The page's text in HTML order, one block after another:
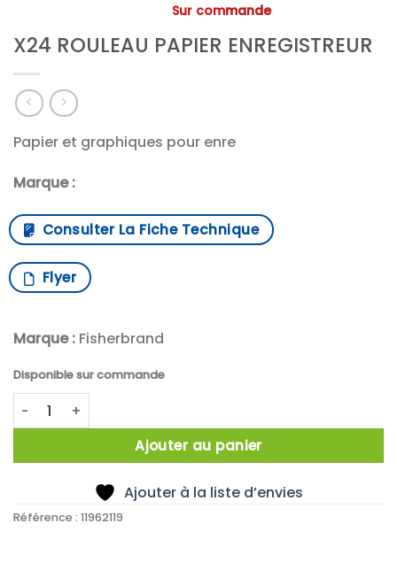
Sur commande
X24 ROULEAU PAPIER ENREGISTREUR
Papier et graphiques pour enre
Marque :
Consulter La Fiche Technique
Flyer
Marque : Fisherbrand
Disponible sur commande
quantité de X24 ROULEAU PAPIER ENREGISTREUR
Ajouter au panier
Ajouter à la liste d’envies
Référence : 11962119